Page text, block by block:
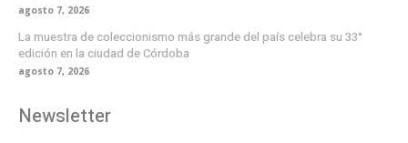
agosto 7, 2026
La muestra de coleccionismo más grande del país celebra su 33°
edición en la ciudad de Córdoba
agosto 7, 2026
Newsletter